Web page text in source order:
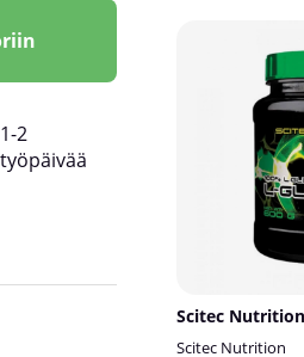
1-2
työpäivää
Scitec
Scitec Nutrition
tätä tuotetta
puhdasta